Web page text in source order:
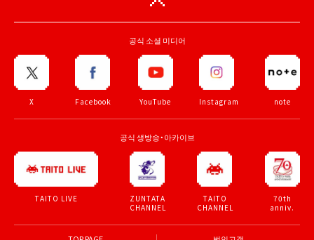
공식 소셜 미디어
X Facebook YouTube Instagram note
공식 생방송・아카이브
TAITO LIVE
ZUNTATA
CHANNEL
TAITO
CHANNEL
70th
anniv.